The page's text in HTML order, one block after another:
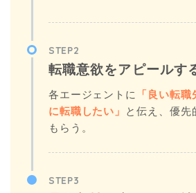
STEP2
転職意欲をアピールす
各エージェントに 「良い転
に転職したい」 と伝え、優先
もらう。
STEP3